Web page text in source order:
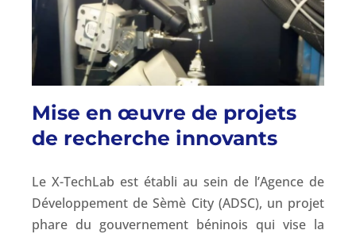
Mise en œuvre de projets
de recherche innovants
Le X-TechLab est établi au sein de l’Agence de
Développement de Sèmè City (ADSC), un projet
phare du gouvernement béninois qui vise la